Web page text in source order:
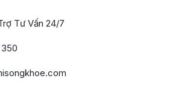
Tư Vấn 24/7